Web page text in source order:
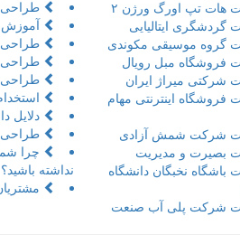
آموزش
طراحی
طراحی
دلایل
چرا
نداشته باشید؟
هات تپ اورگ ورژن ۲
ایتالیایی
گروه موسیقی مکوندی
فروشگاه مبل رویال
میراژ ایران
اینترنتی مهام
شرکت شمش آزادی
بصیرت و مدیریت
نخبگان دانشگاه
شرکت پلی آب صنعت